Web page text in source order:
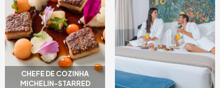
CHEFE DE COZINHA
MICHELIN-STARRED